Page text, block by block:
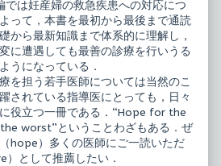
では妊産婦の救急疾患への対応につ
って，本書を最初から最後まで通読
から最新知識まで体系的に理解し，
に遭遇しても最善の診療を行いうる
うになっている．
を担う若手医師については当然のこ
されている指導医にとっても，日々
役立つ一冊である．“Hope for the
worst”ということわざもある．ぜ
hope）多くの医師にご一読いただ
として推薦したい．